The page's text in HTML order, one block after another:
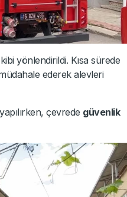
yönlendirildi. Kısa sürede
ederek alevleri
çevrede güvenlik